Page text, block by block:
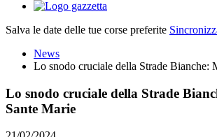
Salva le date delle tue corse preferite
News
Lo snodo cruciale della Strade Bianche:
Lo snodo cruciale della Strade
Sante Marie